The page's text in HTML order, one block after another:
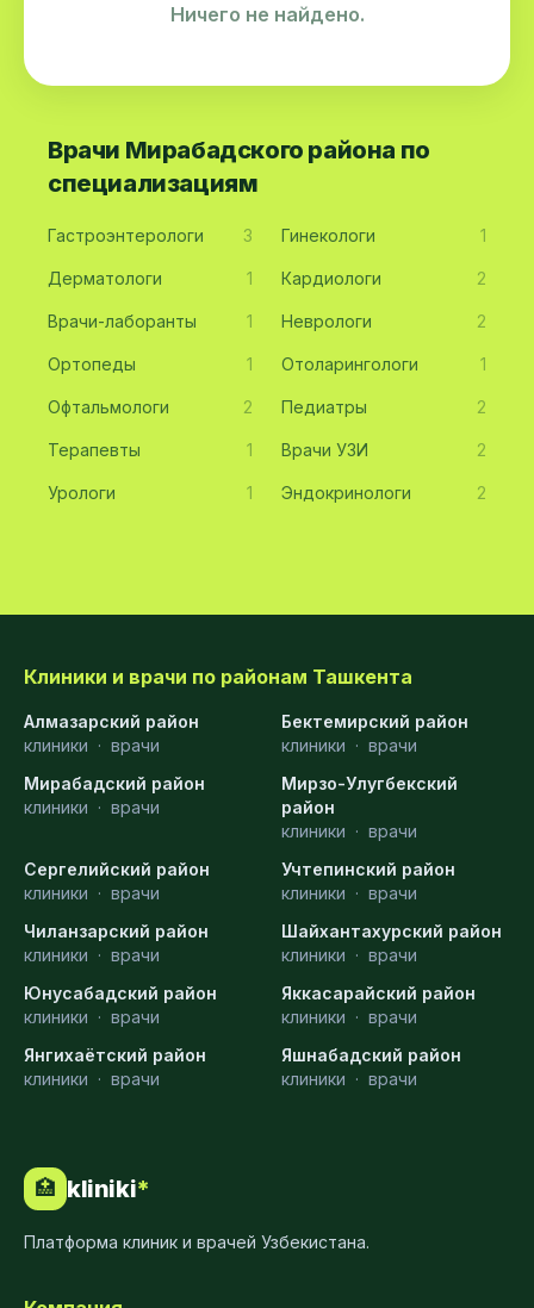
Ничего не найдено.
Врачи Мирабадского района по
специализациям
Гастроэнтерологи 3 Гинекологи 1
Дерматологи 1 Кардиологи 2
Врачи-лаборанты 1 Неврологи 2
Ортопеды 1 Отоларингологи 1
Офтальмологи 2 Педиатры 2
Терапевты 1 Врачи УЗИ 2
Урологи 1 Эндокринологи 2
Клиники и врачи по районам Ташкента
Алмазарский район
клиники · врачи
Бектемирский район
клиники · врачи
Мирабадский район
клиники · врачи
Мирзо-Улугбекский
район
клиники · врачи
Сергелийский район
клиники · врачи
Учтепинский район
клиники · врачи
Чиланзарский район
клиники · врачи
Шайхантахурский район
клиники · врачи
Юнусабадский район
клиники · врачи
Яккасарайский район
клиники · врачи
Янгихаётский район
клиники · врачи
Яшнабадский район
клиники · врачи
🏥 kliniki*
Платформа клиник и врачей Узбекистана.